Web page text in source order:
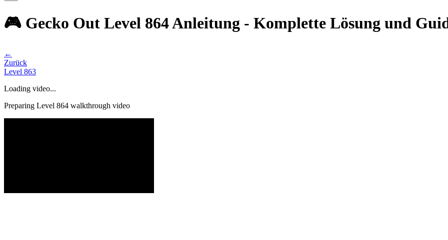
🎮 Gecko Out Level 864 Anleitung - Komplette Lösung und
←
Zurück
Level 863
Loading video...
Preparing Level 864 walkthrough video